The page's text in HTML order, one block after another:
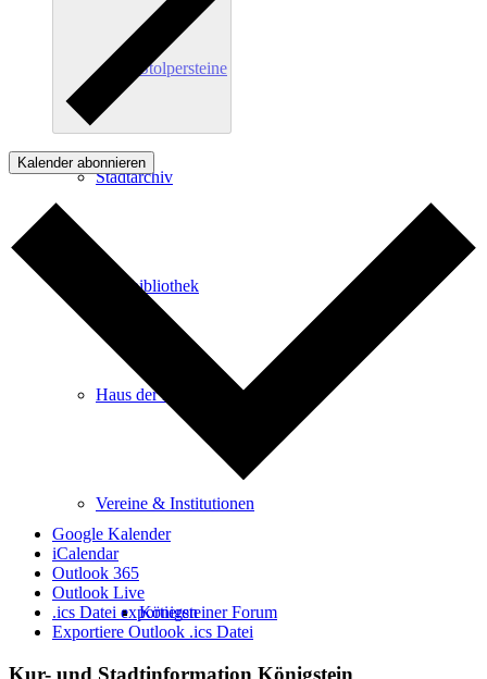
Stolpersteine
Stadtarchiv
Stadtbibliothek
Haus der Begegnung
Vereine & Institutionen
Königsteiner Forum
Kalender abonnieren
Google Kalender
iCalendar
Outlook 365
Outlook Live
.ics Datei exportieren
Exportiere Outlook .ics Datei
Kur- und Stadtinformation Königstein